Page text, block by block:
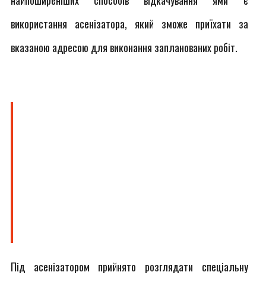
використання асенізатора, який зможе приїхати за
вказаною адресою для виконання запланованих робіт.
Під асенізатором прийнято розглядати спеціальну